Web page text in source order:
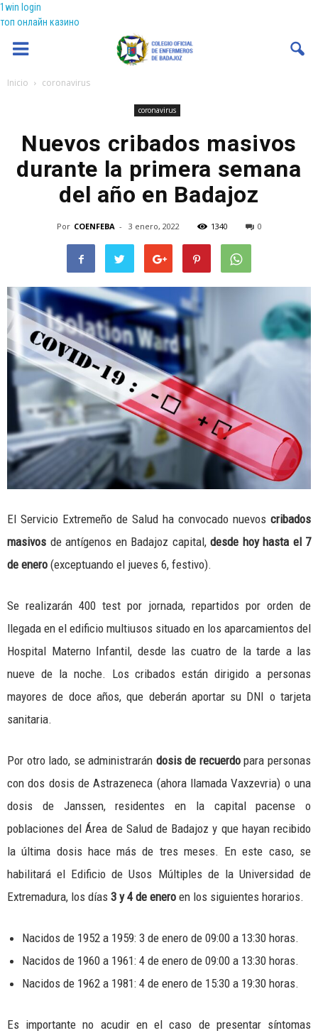
1win login
топ онлайн казино
Coenfeba
Inicio coronavirus
coronavirus
Nuevos cribados masivos
durante la primera semana
del año en Badajoz
Por COENFEBA - 3 enero, 2022 1340 0
El Servicio Extremeño de Salud ha convocado nuevos cribados
masivos de antígenos en Badajoz capital, desde hoy hasta el 7
de enero (exceptuando el jueves 6, festivo).
Se realizarán 400 test por jornada, repartidos por orden de
llegada en el edificio multiusos situado en los aparcamientos del
Hospital Materno Infantil, desde las cuatro de la tarde a las
nueve de la noche. Los cribados están dirigido a personas
mayores de doce años, que deberán aportar su DNI o tarjeta
sanitaria.
Por otro lado, se administrarán dosis de recuerdopara personas
con dos dosis de Astrazeneca (ahora llamada Vaxzevria) o una
dosis de Janssen, residentes en la capital pacense o
poblaciones del Área de Salud de Badajoz y que hayan recibido
la última dosis hace más de tres meses. En este caso, se
habilitará el Edificio de Usos Múltiples de la Universidad de
Extremadura, los días 3 y 4 de enero en los siguientes horarios.
Nacidos de 1952 a 1959: 3 de enero de 09:00 a 13:30 horas.
Nacidos de 1960 a 1961: 4 de enero de 09:00 a 13:30 horas.
Nacidos de 1962 a 1981: 4 de enero de 15:30 a 19:30 horas.
Es importante no acudir en el caso de presentar síntomas